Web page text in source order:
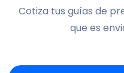
Cotiza tus guías de
que es